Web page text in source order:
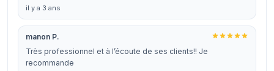
il y a 3 ans
manon P.
Très professionnel et à l’écoute de ses clients!! Je
recommande